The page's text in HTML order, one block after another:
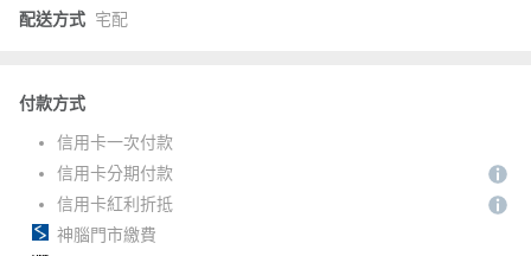
配送方式 宅配
付款方式
信用卡一次付款
信用卡分期付款
信用卡紅利折抵
神腦門市繳費